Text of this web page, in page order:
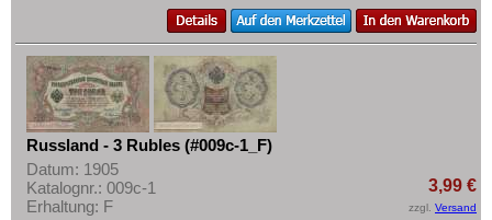
Russland - 3 Rubles (#009c-1_F)
Datum: 1905
Katalognr.: 009c-1
Erhaltung: F
3,99 €
zzgl. Versand